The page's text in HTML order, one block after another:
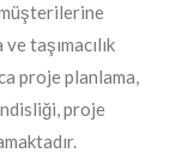
taşımacılık
proje planlama,
proje